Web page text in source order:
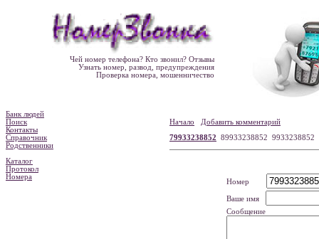
Чей номер телефона? Кто звонил? Отзывы
Узнать номер, развод, предупреждения
Проверка номера, мошенничество
Банк людей
Поиск
Контакты
Справочник
Родственники
Каталог
Протокол
Номера
Начало
Добавить комментарий
79933238852 89933238852 9933238852
Номер
Ваше имя
Сообщение